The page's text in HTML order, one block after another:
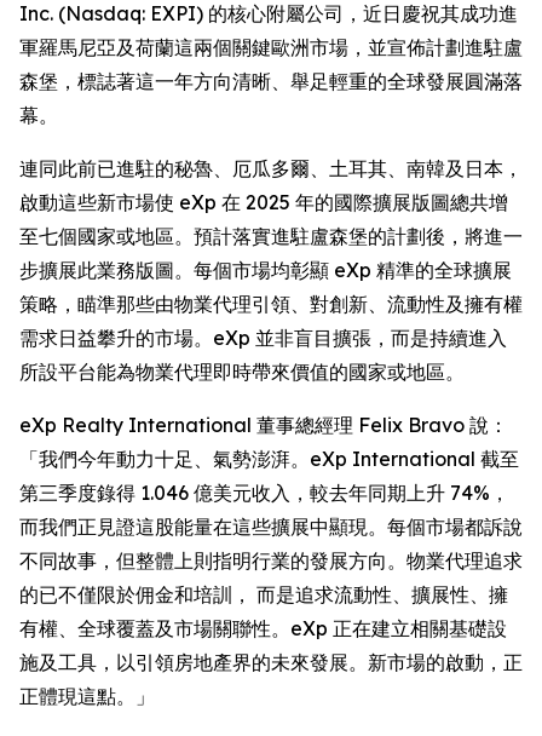
Inc. (Nasdaq: EXPI) 的核心附屬公司，近日慶祝其成功進
軍羅馬尼亞及荷蘭這兩個關鍵歐洲市場，並宣佈計劃進駐盧
森堡，標誌著這一年方向清晰、舉足輕重的全球發展圓滿落
幕。
連同此前已進駐的秘魯、厄瓜多爾、土耳其、南韓及日本，
啟動這些新市場使 eXp 在 2025 年的國際擴展版圖總共增
至七個國家或地區。預計落實進駐盧森堡的計劃後，將進一
步擴展此業務版圖。每個市場均彰顯 eXp 精準的全球擴展
策略，瞄準那些由物業代理引領、對創新、流動性及擁有權
需求日益攀升的市場。eXp 並非盲目擴張，而是持續進入
所設平台能為物業代理即時帶來價值的國家或地區。
eXp Realty International 董事總經理 Felix Bravo 說：
「我們今年動力十足、氣勢澎湃。eXp International 截至
第三季度錄得 1.046 億美元收入，較去年同期上升 74%，
而我們正見證這股能量在這些擴展中顯現。每個市場都訴說
不同故事，但整體上則指明行業的發展方向。物業代理追求
的已不僅限於佣金和培訓， 而是追求流動性、擴展性、擁
有權、全球覆蓋及市場關聯性。eXp 正在建立相關基礎設
施及工具，以引領房地產界的未來發展。新市場的啟動，正
正體現這點。」